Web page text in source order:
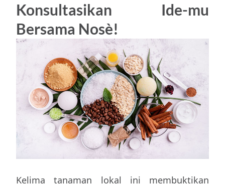
Konsultasikan Ide-mu
Bersama Nosè!
Kelima tanaman lokal ini membuktikan